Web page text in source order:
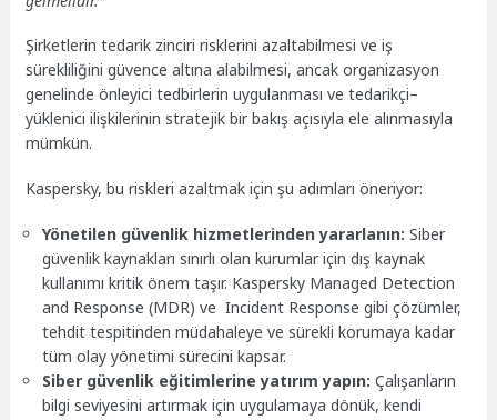
Şirketlerin tedarik zinciri risklerini azaltabilmesi ve iş
sürekliliğini güvence altına alabilmesi, ancak organizasyon
genelinde önleyici tedbirlerin uygulanması ve tedarikçi–
yüklenici ilişkilerinin stratejik bir bakış açısıyla ele alınmasıyla
mümkün.
Kaspersky, bu riskleri azaltmak için şu adımları öneriyor:
Yönetilen güvenlik hizmetlerinden yararlanın: Siber
güvenlik kaynakları sınırlı olan kurumlar için dış kaynak
kullanımı kritik önem taşır. Kaspersky Managed Detection
and Response (MDR) ve Incident Response gibi çözümler,
tehdit tespitinden müdahaleye ve sürekli korumaya kadar
tüm olay yönetimi sürecini kapsar.
Siber güvenlik eğitimlerine yatırım yapın: Çalışanların
bilgi seviyesini artırmak için uygulamaya dönük, kendi